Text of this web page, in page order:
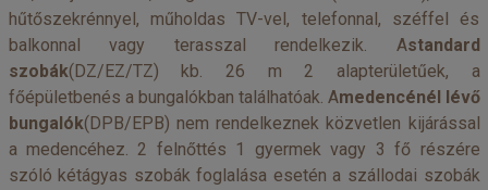
hűtőszekrénnyel, műholdas TV-vel, telefonnal, széffel és
balkonnal vagy terasszal rendelkezik. Astandard
szobák(DZ/EZ/TZ) kb. 26 m 2 alapterületűek, a
főépületbenés a bungalókban találhatóak. Amedencénél lévő
bungalók(DPB/EPB) nem rendelkeznek közvetlen kijárással
a medencéhez. 2 felnőttés 1 gyermek vagy 3 fő részére
szóló kétágyas szobák foglalása esetén a szállodai szobák